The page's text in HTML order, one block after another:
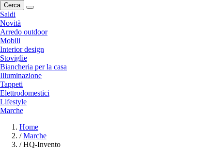
Cerca
Saldi
Novità
Arredo outdoor
Mobili
Interior design
Stoviglie
Biancheria per la casa
Illuminazione
Tappeti
Elettrodomestici
Lifestyle
Marche
Home
/ Marche
/ HQ-Invento